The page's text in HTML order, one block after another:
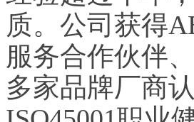
质。公司获得
服务合作伙伴
多家品牌厂商